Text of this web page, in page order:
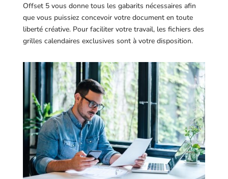
Offset 5 vous donne tous les gabarits nécessaires afin
que vous puissiez concevoir votre document en toute
liberté créative. Pour faciliter votre travail, les fichiers des
grilles calendaires exclusives sont à votre disposition.